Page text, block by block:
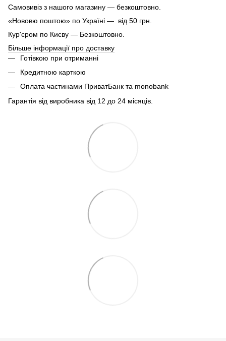
Самовивіз з нашого магазину — безкоштовно.
«Нововю поштою» по Україні — від 50 грн.
Кур'єром по Києву — Безкоштовно.
Більше інформації про доставку
Готівкою при отриманні
Кредитною карткою
Оплата частинами ПриватБанк та monobank
Гарантія від виробника від 12 до 24 місяців.